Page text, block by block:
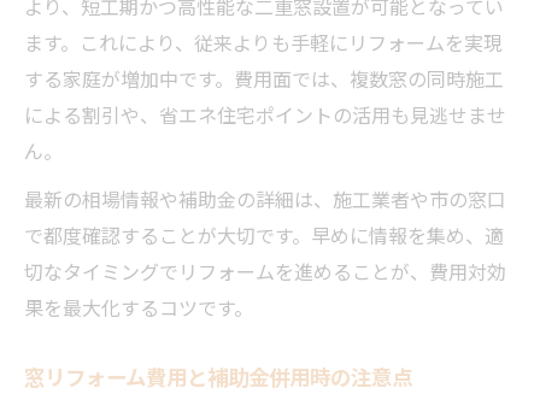
より、短工期かつ高性能な二重窓設置が可能となってい
ます。これにより、従来よりも手軽にリフォームを実現
する家庭が増加中です。費用面では、複数窓の同時施工
による割引や、省エネ住宅ポイントの活用も見逃せませ
ん。
最新の相場情報や補助金の詳細は、施工業者や市の窓口
で都度確認することが大切です。早めに情報を集め、適
切なタイミングでリフォームを進めることが、費用対効
果を最大化するコツです。
窓リフォーム費用と補助金併用時の注意点